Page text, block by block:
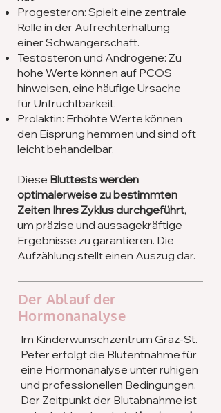
Progesteron: Spielt eine zentrale
Rolle in der Aufrechterhaltung
einer Schwangerschaft.
Testosteron und Androgene: Zu
hohe Werte können auf PCOS
hinweisen, eine häufige Ursache
für Unfruchtbarkeit.
Prolaktin: Erhöhte Werte können
den Eisprung hemmen und sind oft
leicht behandelbar.
Diese Bluttests werden
optimalerweise zu bestimmten
Zeiten Ihres Zyklus durchgeführt,
um präzise und aussagekräftige
Ergebnisse zu garantieren. Die
Aufzählung stellt einen Auszug dar.
Der Ablauf der
Hormonanalyse
Im Kinderwunschzentrum Graz-St.
Peter erfolgt die Blutentnahme für
eine Hormonanalyse unter ruhigen
und professionellen Bedingungen.
Der Zeitpunkt der Blutabnahme ist